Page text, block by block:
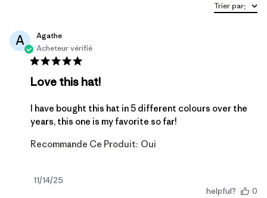
Trier par:
A
Agathe
Acheteur vérifié
Love this hat!
I have bought this hat in 5 different colours over the
years, this one is my favorite so far!
Recommande Ce Produit: Oui
Date
11/14/25
helpful?
0